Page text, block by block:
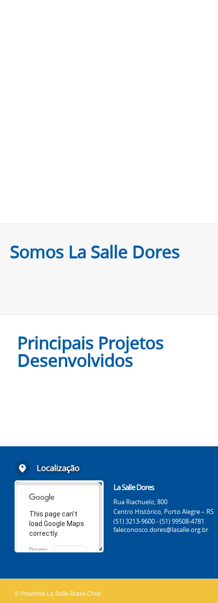
Somos La Salle Dores
Principais Projetos
Desenvolvidos
Localização
This page can't
load Google Maps
correctly.
Do you
OK
La Salle Dores
Rua Riachuelo, 800
Centro Histórico, Porto Alegre – RS
(51) 3213-9600 - (51) 99508-4781
faleconosco.dores@lasalle.org.br
© Província La Salle Brasil-Chile